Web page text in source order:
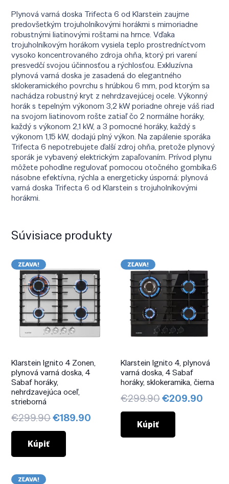
Plynová varná doska Trifecta 6 od Klarstein zaujme
predovšetkým trojuholníkovými horákmi s mimoriadne
robustnými liatinovými roštami na hrnce. Vďaka
trojuholníkovým horákom vysiela teplo prostredníctvom
vysoko koncentrovaného zdroja ohňa, ktorý pri varení
presvedčí svojou účinnosťou a rýchlosťou. Exkluzívna
plynová varná doska je zasadená do elegantného
sklokeramického povrchu s hrúbkou 6 mm, pod ktorým sa
nachádza robustný kryt z nehrdzavejúcej ocele. Výkonný
horák s tepelným výkonom 3,2 kW poriadne ohreje váš riad
na svojom liatinovom rošte zatiaľ čo 2 normálne horáky,
každý s výkonom 2,1 kW, a 3 pomocné horáky, každý s
výkonom 1,15 kW, dodajú plný výkon. Na zapálenie sporáka
Trifecta 6 nepotrebujete ďalší zdroj ohňa, pretože plynový
sporák je vybavený elektrickým zapaľovaním. Prívod plynu
môžete pohodlne regulovať pomocou otočného gombíka.6
násobne efektívna, rýchla a energeticky úsporná: plynová
varná doska Trifecta 6 od Klarstein s trojuholníkovými
horákmi.
Súvisiace produkty
ZĽAVA!
Klarstein Ignito 4 Zonen,
plynová varná doska, 4
Sabaf horáky,
nehrdzavejúca oceľ,
strieborná
€299.90Pôvodná
cena
€299.90.
€189.90 Aktuálna
Kúpiť
ZĽAVA!
Klarstein Ignito 4, plynová
varná doska, 4 Sabaf
horáky, sklokeramika, čierna
€299.90Pôvodná
cena
€299.90.
€209.90
Kúpiť
ZĽAVA!